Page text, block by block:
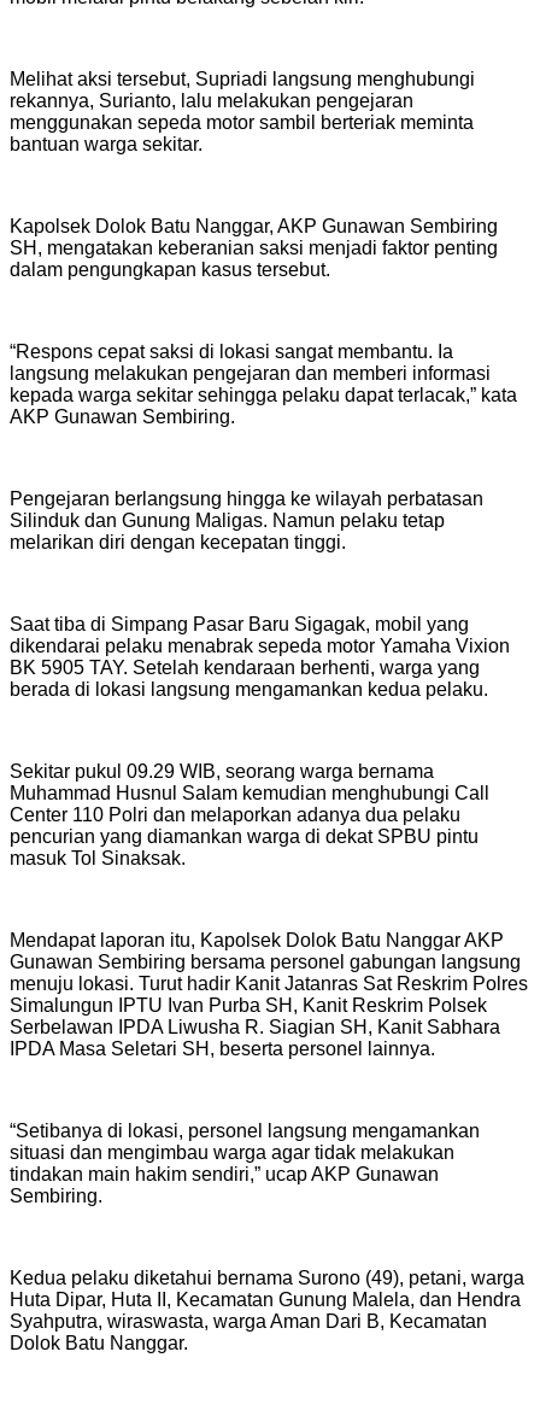
Melihat aksi tersebut, Supriadi langsung menghubungi
rekannya, Surianto, lalu melakukan pengejaran
menggunakan sepeda motor sambil berteriak meminta
bantuan warga sekitar.
Kapolsek Dolok Batu Nanggar, AKP Gunawan Sembiring
SH, mengatakan keberanian saksi menjadi faktor penting
dalam pengungkapan kasus tersebut.
“Respons cepat saksi di lokasi sangat membantu. Ia
langsung melakukan pengejaran dan memberi informasi
kepada warga sekitar sehingga pelaku dapat terlacak,” kata
AKP Gunawan Sembiring.
Pengejaran berlangsung hingga ke wilayah perbatasan
Silinduk dan Gunung Maligas. Namun pelaku tetap
melarikan diri dengan kecepatan tinggi.
Saat tiba di Simpang Pasar Baru Sigagak, mobil yang
dikendarai pelaku menabrak sepeda motor Yamaha Vixion
BK 5905 TAY. Setelah kendaraan berhenti, warga yang
berada di lokasi langsung mengamankan kedua pelaku.
Sekitar pukul 09.29 WIB, seorang warga bernama
Muhammad Husnul Salam kemudian menghubungi Call
Center 110 Polri dan melaporkan adanya dua pelaku
pencurian yang diamankan warga di dekat SPBU pintu
masuk Tol Sinaksak.
Mendapat laporan itu, Kapolsek Dolok Batu Nanggar AKP
Gunawan Sembiring bersama personel gabungan langsung
menuju lokasi. Turut hadir Kanit Jatanras Sat Reskrim Polres
Simalungun IPTU Ivan Purba SH, Kanit Reskrim Polsek
Serbelawan IPDA Liwusha R. Siagian SH, Kanit Sabhara
IPDA Masa Seletari SH, beserta personel lainnya.
“Setibanya di lokasi, personel langsung mengamankan
situasi dan mengimbau warga agar tidak melakukan
tindakan main hakim sendiri,” ucap AKP Gunawan
Sembiring.
Kedua pelaku diketahui bernama Surono (49), petani, warga
Huta Dipar, Huta II, Kecamatan Gunung Malela, dan Hendra
Syahputra, wiraswasta, warga Aman Dari B, Kecamatan
Dolok Batu Nanggar.